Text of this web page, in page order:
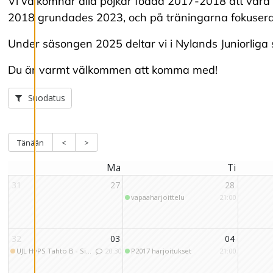
innehåll som är
Du har kontroll över
dina
och kan ändra dem
mer om våra
cookies.
R
g
e
r
2018 grundades 2023, och på träningarna
Under säsongen 2025 deltar vi i Nylands
Du är varmt välkommen att komma med!